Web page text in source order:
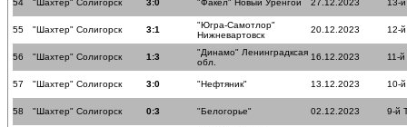
54 "Шахтер" Солигорск 3:0 "Факел" Новый Уренгой 27.12.2023 13-
55 "Шахтер" Солигорск 3:1
"Югра-Самотлор"
Нижневартовск
20.12.2023 12-
56 "Шахтер" Солигорск 1:3
"Динамо" Ленинградксая
обл.
16.12.2023 11-й
57 "Шахтер" Солигорск 3:0 "Нефтяник" 13.12.2023 10-
58 "Шахтер" Солигорск 0:3 "Белогорье" 02.12.2023 9-й